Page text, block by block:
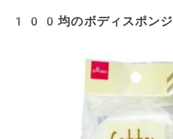
100均のボディスポンジ